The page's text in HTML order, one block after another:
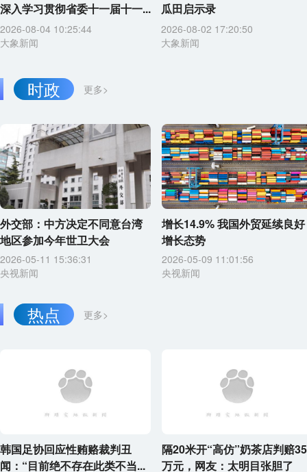
深入学习贯彻省委十一届十一...
2026-08-04 10:25:44
大象新闻
瓜田启示录
2026-08-02 17:20:50
大象新闻
更多>
时政
外交部：中方决定不同意台湾
地区参加今年世卫大会
2026-05-11 15:36:31
央视新闻
增长14.9% 我国外贸延续良好
增长态势
2026-05-09 11:01:56
央视新闻
更多>
热点
韩国足协回应性贿赂裁判丑
闻：“目前绝不存在此类不当...
隔20米开“高仿”奶茶店判赔35
万元，网友：太明目张胆了